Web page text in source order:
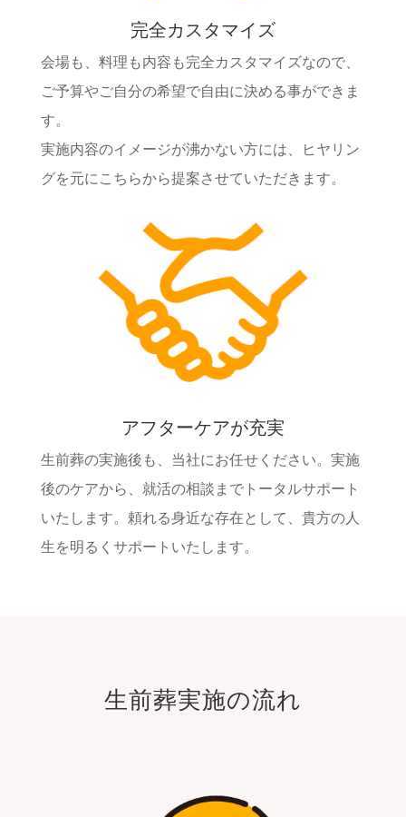
完全カスタマイズ
会場も、料理も内容も完全カスタマイズなので、
ご予算やご自分の希望で自由に決める事ができま
す。
実施内容のイメージが沸かない方には、ヒヤリン
グを元にこちらから提案させていただきます。
アフターケアが充実
生前葬の実施後も、当社にお任せください。実施
後のケアから、就活の相談までトータルサポート
いたします。頼れる身近な存在として、貴方の人
生を明るくサポートいたします。
生前葬実施の流れ